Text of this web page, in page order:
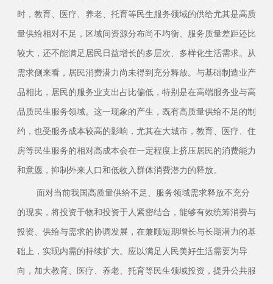
时，教育、医疗、养老、托育等民生服务领域的供给尤其是高质
量供给相对不足，区域间资源分布尚不均衡、服务质量差距还比
较大，还不能满足居民日益增长的多层次、多样化生活需求。从
需求侧来看，居民消费潜力尚未得到充分释放。与基础制造业产
品相比，居民的服务业支出占比偏低，特别是在高端服务业与高
品质民生服务领域。这一现象的产生，既有高质量供给不足的制
约，也受服务成本较高的影响，尤其在大城市，教育、医疗、住
房等民生服务的相对高成本会在一定程度上挤压居民的消费能力
和意愿，抑制外来人口和低收入群体消费潜力的释放。
面对当前我国高质量供给不足、服务领域需求释放不充分
的现实，将投资于物和投资于人紧密结合，能够有效统筹消费与
投资、供给与需求的协调发展，在兼顾短期增长与长期潜力的基
础上，实现内需的持续扩大。应以满足人民美好生活需要为导
向，加大教育、医疗、养老、托育等民生领域投资，提升公共服